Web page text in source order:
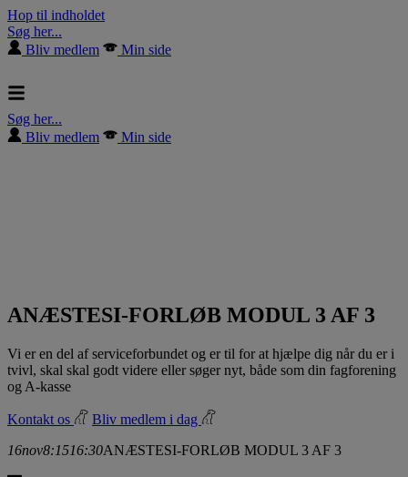
Hop til indholdet
Søg her...
Bliv medlem
Min side
Søg her...
Bliv medlem
Min side
ANÆSTESI-FORLØB MODUL 3 AF 3
Vi er en del af serviceforbundet og er til for at hjælpe dig når du er i
tvivl, skal skal godt videre eller søger nyt, både som din fagforening
og A-kasse
Kontakt os
Bliv medlem i dag
16nov8:1516:30ANÆSTESI-FORLØB MODUL 3 AF 3